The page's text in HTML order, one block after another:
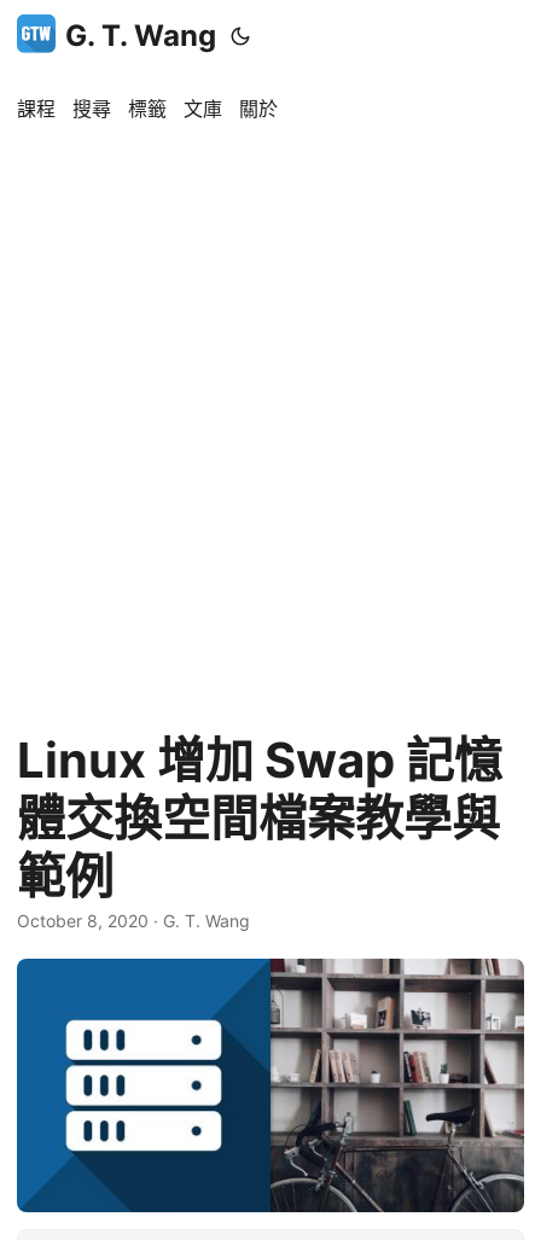
G. T. Wang
課程 搜尋 標籤 文庫 關於
Linux 增加 Swap 記憶
體交換空間檔案教學與
範例
October 8, 2020 · G. T. Wang